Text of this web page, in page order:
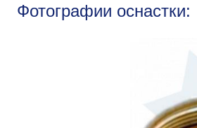
Фотографии оснастки: